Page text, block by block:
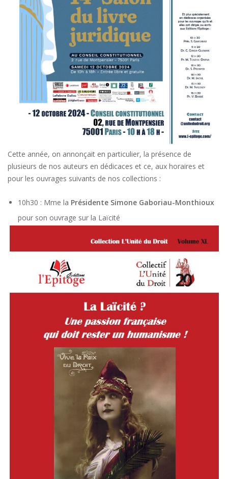
Cette année, on annonçait en particulier, la présence de
plusieurs de nos auteurs en dédicaces et ce, aux horaires et
pour les ouvrages suivants de nos collections :
10h30 : Mme la Présidente Simone Gaboriau-Monthioux
pour son ouvrage sur la Laïcité